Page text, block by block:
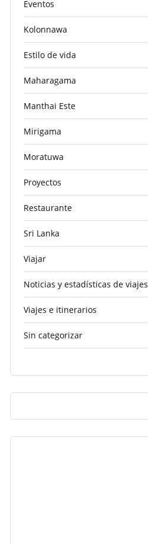
Eventos
Kolonnawa
Estilo de vida
Maharagama
Manthai Este
Mirigama
Moratuwa
Proyectos
Restaurante
Sri Lanka
Viajar
Noticias y estadísticas de viajes
Viajes e itinerarios
Sin categorizar